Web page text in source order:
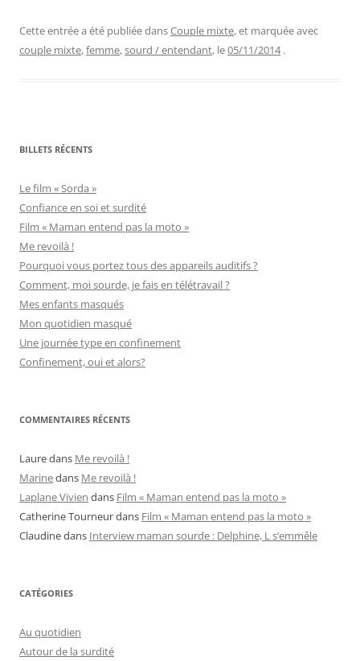
Cette entrée a été publiée dansCouple mixte, et marquée avec
couple mixte,femme,sourd / entendant, le05/11/2014 .
BILLETS RÉCENTS
Le film « Sorda »
Confiance en soi et surdité
Film « Maman entend pas la moto »
Me revoilà !
Pourquoi vous portez tous des appareils auditifs ?
Comment, moi sourde, je fais en télétravail ?
Mes enfants masqués
Mon quotidien masqué
Une journée type en confinement
Confinement, oui et alors?
COMMENTAIRES RÉCENTS
Lauredans Me revoilà !
Marinedans Me revoilà !
Laplane Vivien dans Film « Maman entend pas la moto »
Catherine Tourneurdans Film « Maman entend pas la moto »
Claudinedans Interview maman sourde : Delphine, L s’emmêle
CATÉGORIES
Au quotidien
Autour de la surdité